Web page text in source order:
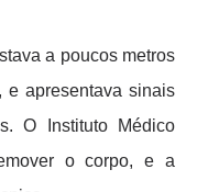
a poucos metros
e apresentava sinais
O Instituto Médico
o corpo, e a